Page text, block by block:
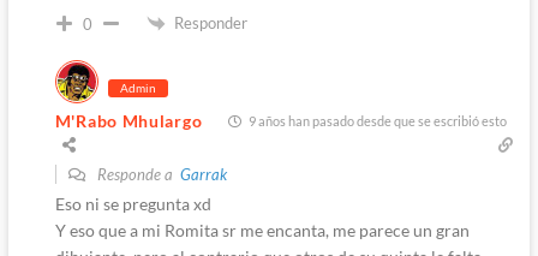
0 Responder
Admin
M'Rabo Mhulargo 9 años han pasado desde que se escribió esto
Responde a Garrak
Eso ni se pregunta xd
Y eso que a mi Romita sr me encanta, me parece un gran